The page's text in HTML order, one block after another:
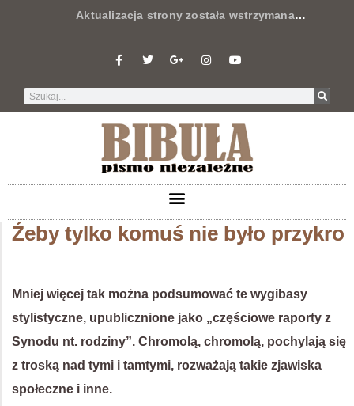
Aktualizacja strony została wstrzymana…
Źeby tylko komuś nie było przykro
Mniej więcej tak można podsumować te wygibasy
stylistyczne, upublicznione jako „częściowe raporty z
Synodu nt. rodziny”. Chromolą, chromolą, pochylają się
z troską nad tymi i tamtymi, rozważają takie zjawiska
społeczne i inne.